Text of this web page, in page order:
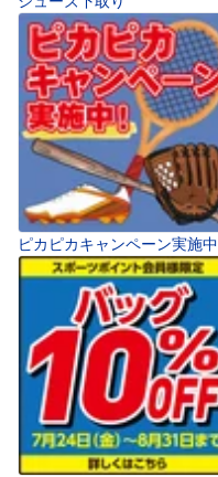
ピカピカキャンペーン実施中